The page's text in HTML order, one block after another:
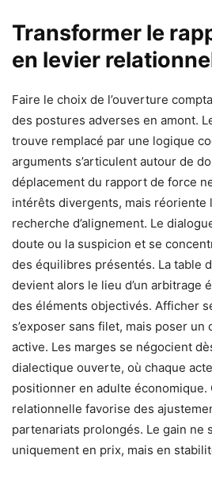
Transformer le
en levier
Faire le choix de l’ouverture
des postures adverses en amont.
trouve remplacé par une logique
arguments s’articulent autour de
déplacement du rapport de force
intérêts divergents, mais réoriente
recherche d’alignement. Le
doute ou la suspicion et se
des équilibres présentés. La table
devient alors le lieu d’un arbitrage
des éléments objectivés. Afficher
s’exposer sans filet, mais poser un
active. Les marges se négocient
dialectique ouverte, où chaque
positionner en adulte économique.
relationnelle favorise des
partenariats prolongés. Le gain ne
uniquement en prix, mais en